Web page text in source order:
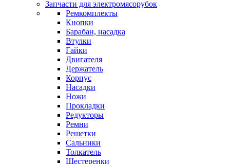
Запчасти для электромясорубок
Ремкомплекты
Кнопки
Барабан, насадка
Втулки
Гайки
Двигателя
Держатель
Корпус
Насадки
Ножи
Прокладки
Редукторы
Ремни
Решетки
Сальники
Толкатель
Шестеренки